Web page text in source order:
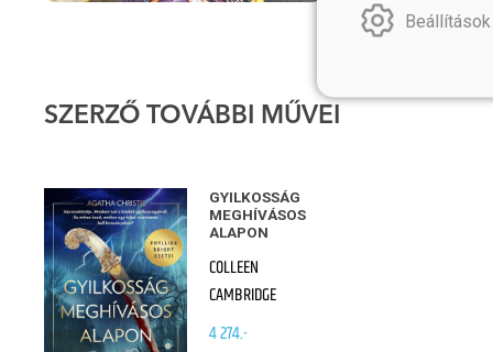
SZERZŐ TOVÁBBI MŰVEI
GYILKOSSÁG
MEGHÍVÁSOS
ALAPON
COLLEEN
CAMBRIDGE
4 274.-
Beállítások